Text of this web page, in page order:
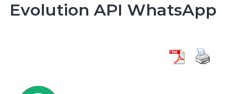
Evolution API WhatsApp